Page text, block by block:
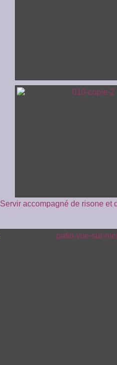
Servir accompagné de risone et